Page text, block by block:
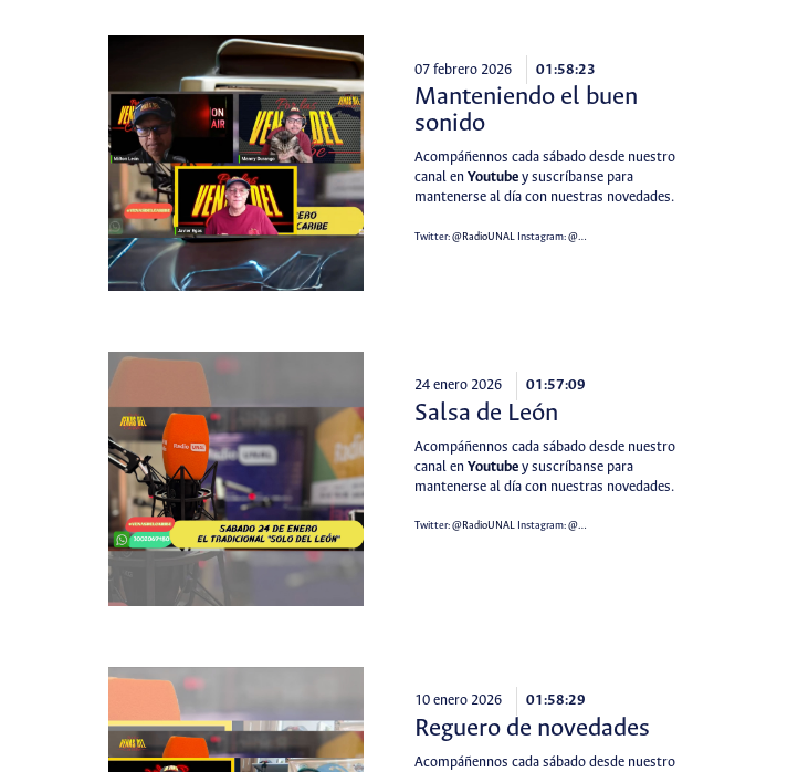
07 febrero 2026 01:58:23
Manteniendo el buen
sonido
Acompáñennos cada sábado desde nuestro
canal en Youtubey suscríbanse para
mantenerse al día con nuestras novedades.
Twitter:@RadioUNALInstagram:@…
24 enero 2026 01:57:09
Salsa de León
Acompáñennos cada sábado desde nuestro
canal en Youtubey suscríbanse para
mantenerse al día con nuestras novedades.
Twitter:@RadioUNALInstagram:@…
10 enero 2026 01:58:29
Reguero de novedades
Acompáñennos cada sábado desde nuestro